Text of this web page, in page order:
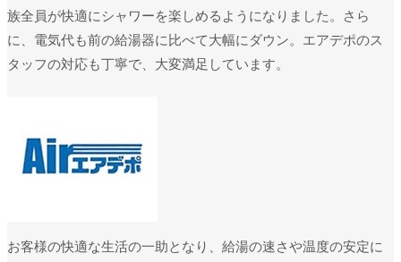
族全員が快適にシャワーを楽しめるようになりました。さら
に、電気代も前の給湯器に比べて大幅にダウン。エアデポのス
タッフの対応も丁寧で、大変満足しています。
お客様の快適な生活の一助となり、給湯の速さや温度の安定に